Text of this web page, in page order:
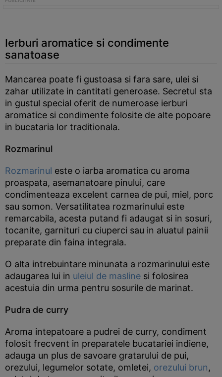
Ierburi aromatice si condimente
sanatoase
Mancarea poate fi gustoasa si fara sare, ulei si
zahar utilizate in cantitati generoase. Secretul sta
in gustul special oferit de numeroase ierburi
aromatice si condimente folosite de alte popoare
in bucataria lor traditionala.
Rozmarinul
Rozmarinul este o iarba aromatica cu aroma
proaspata, asemanatoare pinului, care
condimenteaza excelent carnea de pui, miel, porc
sau somon. Versatilitatea rozmarinului este
remarcabila, acesta putand fi adaugat si in sosuri,
tocanite, garnituri cu ciuperci sau in aluatul painii
preparate din faina integrala.
O alta intrebuintare minunata a rozmarinului este
adaugarea lui in uleiul de masline si folosirea
acestuia din urma pentru sosurile de marinat.
Pudra de curry
Aroma intepatoare a pudrei de curry, condiment
folosit frecvent in preparatele bucatariei indiene,
adauga un plus de savoare gratarului de pui,
orezului, legumelor sotate, omletei, orezului brun,